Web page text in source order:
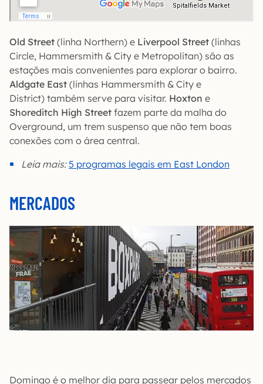
Old Street (linha Northern) e Liverpool Street (linhas
Circle, Hammersmith & City e Metropolitan) são as
estações mais convenientes para explorar o bairro.
Aldgate East (linhas Hammersmith & City e
District) também serve para visitar. Hoxton e
Shoreditch High Street fazem parte da malha do
Overground, um trem suspenso que não tem boas
conexões com o área central.
Leia mais:5 programas legais em East London
MERCADOS
Domingo é o melhor dia para passear pelos mercados